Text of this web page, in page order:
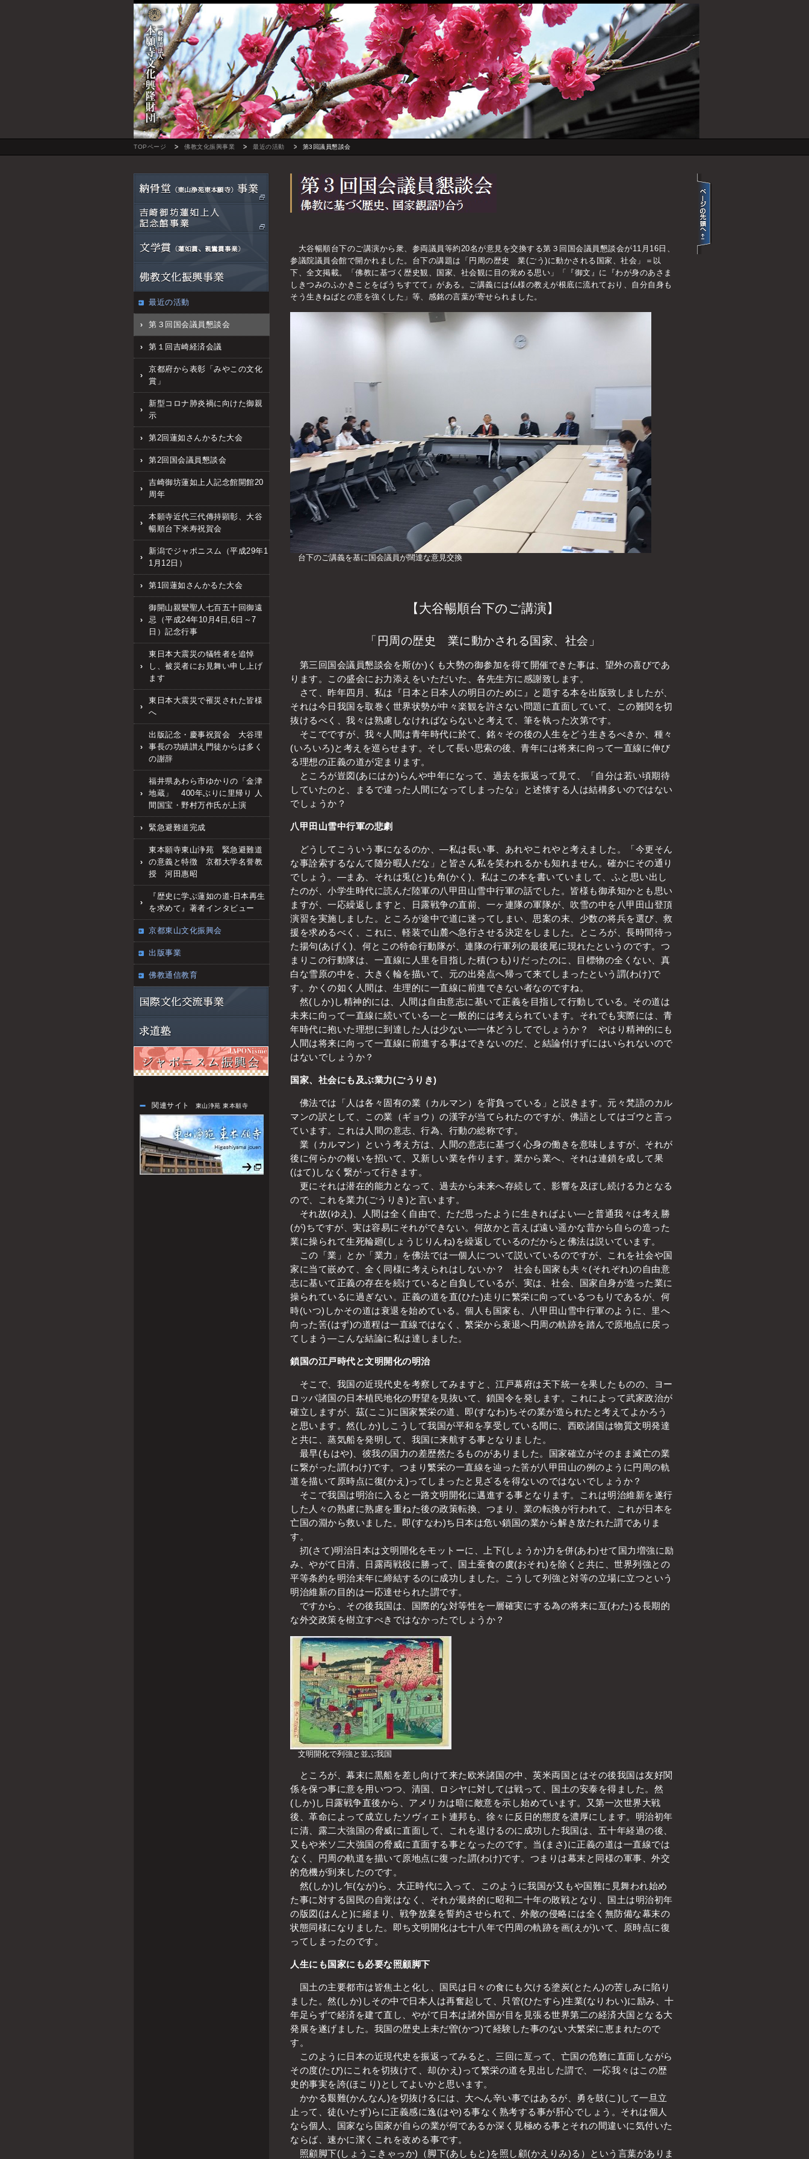
TOPページ 佛教文化振興事業 最近の活動 第3回議員懇談会
最近の活動
第３回国会議員懇談会
第１回吉崎経済会議
京都府から表彰「みやこの文化
賞」
新型コロナ肺炎禍に向けた御親
示
第2回蓮如さんかるた大会
第2回国会議員懇談会
吉崎御坊蓮如上人記念館開館20
周年
本願寺近代三代傳持顕彰、大谷
暢順台下米寿祝賀会
新潟でジャポニスム（平成29年1
1月12日）
第1回蓮如さんかるた大会
御開山親鸞聖人七百五十回御遠
忌（平成24年10月4日,6日～7
日）記念行事
東日本大震災の犠牲者を追悼
し、被災者にお見舞い申し上げ
ます
東日本大震災で罹災された皆様
へ
出版記念・慶事祝賀会 大谷理
事長の功績讃え門徒からは多く
の謝辞
福井県あわら市ゆかりの「金津
地蔵」 400年ぶりに里帰り 人
間国宝・野村万作氏が上演
緊急避難道完成
東本願寺東山浄苑 緊急避難道
の意義と特徴 京都大学名誉教
授 河田惠昭
『歴史に学ぶ蓮如の道‐日本再生
を求めて』著者インタビュー
京都東山文化振興会
出版事業
佛教通信教育
関連サイト 東山浄苑 東本願寺
大谷暢順台下のご講演から衆、参両議員等約20名が意見を交換する第３回国会議員懇談会が11月16日、
参議院議員会館で開かれました。台下の講題は「円周の歴史 業(ごう)に動かされる国家、社会」＝以
下、全文掲載。「佛教に基づく歴史観、国家、社会観に目の覚める思い」「『御文』に『わが身のあさま
しきつみのふかきことをばうちすてて』がある。ご講義には仏様の教えが根底に流れており、自分自身も
そう生きねばとの意を強くした」等、感銘の言葉が寄せられました。
台下のご講義を基に国会議員が闊達な意見交換
【大谷暢順台下のご講演】
「円周の歴史 業に動かされる国家、社会」
第三回国会議員懇談会を斯(か)くも大勢の御参加を得て開催できた事は、望外の喜びであ
ります。この盛会にお力添えをいただいた、各先生方に感謝致します。
さて、昨年四月、私は『日本と日本人の明日のために』と題する本を出版致しましたが、
それは今日我国を取巻く世界状勢が中々楽観を許さない問題に直面していて、この難関を切
抜けるべく、我々は熟慮しなければならないと考えて、筆を執った次第です。
そこでですが、我々人間は青年時代に於て、銘々その後の人生をどう生きるべきか、種々
(いろいろ)と考えを巡らせます。そして長い思索の後、青年には将来に向って一直線に伸び
る理想の正義の道が定まります。
ところが豈図(あにはか)らんや中年になって、過去を振返って見て、「自分は若い頃期待
していたのと、まるで違った人間になってしまったな」と述懐する人は結構多いのではない
でしょうか？
八甲田山雪中行軍の悲劇
どうしてこういう事になるのか、―私は長い事、あれやこれやと考えました。「今更そん
な事詮索するなんて随分暇人だな」と皆さん私を笑われるかも知れません。確かにその通り
でしょう。―まあ、それは兎(と)も角(かく)、私はこの本を書いていまして、ふと思い出し
たのが、小学生時代に読んだ陸軍の八甲田山雪中行軍の話でした。皆様も御承知かとも思い
ますが、一応繰返しますと、日露戦争の直前、一ヶ連隊の軍隊が、吹雪の中を八甲田山登頂
演習を実施しました。ところが途中で道に迷ってしまい、思案の末、少数の将兵を選び、救
援を求めるべく、これに、軽装で山麓へ急行させる決定をしました。ところが、長時間待っ
た揚句(あげく)、何とこの特命行動隊が、連隊の行軍列の最後尾に現れたというのです。つ
まりこの行動隊は、一直線に人里を目指した積(つも)りだったのに、目標物の全くない、真
白な雪原の中を、大きく輪を描いて、元の出発点へ帰って来てしまったという謂(わけ)で
す。かくの如く人間は、生理的に一直線に前進できない者なのですね。
然(しか)し精神的には、人間は自由意志に基いて正義を目指して行動している。その道は
未来に向って一直線に続いている―と一般的には考えられています。それでも実際には、青
年時代に抱いた理想に到達した人は少ない―一体どうしてでしょうか？ やはり精神的にも
人間は将来に向って一直線に前進する事はできないのだ、と結論付けずにはいられないので
はないでしょうか？
国家、社会にも及ぶ業力(ごうりき)
佛法では「人は各々固有の業（カルマン）を背負っている」と説きます。元々梵語のカル
マンの訳として、この業（ギョウ）の漢字が当てられたのですが、佛語としてはゴウと言っ
ています。これは人間の意志、行為、行動の総称です。
業（カルマン）という考え方は、人間の意志に基づく心身の働きを意味しますが、それが
後に何らかの報いを招いて、又新しい業を作ります。業から業へ、それは連鎖を成して果
(はて)しなく繋がって行きます。
更にそれは潜在的能力となって、過去から未来へ存続して、影響を及ぼし続ける力となる
ので、これを業力(ごうりき)と言います。
それ故(ゆえ)、人間は全く自由で、ただ思ったように生きればよい―と普通我々は考え勝
(が)ちですが、実は容易にそれができない。何故かと言えば遠い遥かな昔から自らの造った
業に操られて生死輪廻(しょうじりんね)を繰返しているのだからと佛法は説いています。
この「業」とか「業力」を佛法では一個人について説いているのですが、これを社会や国
家に当て嵌めて、全く同様に考えられはしないか？ 社会も国家も夫々(それぞれ)の自由意
志に基いて正義の存在を続けていると自負しているが、実は、社会、国家自身が造った業に
操られているに過ぎない。正義の道を直(ひた)走りに繁栄に向っているつもりであるが、何
時(いつ)しかその道は衰退を始めている。個人も国家も、八甲田山雪中行軍のように、里へ
向った筈(はず)の道程は一直線ではなく、繁栄から衰退へ円周の軌跡を踏んで原地点に戻っ
てしまう―こんな結論に私は達しました。
鎖国の江戸時代と文明開化の明治
そこで、我国の近現代史を考察してみますと、江戸幕府は天下統一を果したものの、ヨー
ロッパ諸国の日本植民地化の野望を見抜いて、鎖国令を発します。これによって武家政治が
確立しますが、茲(ここ)に国家繁栄の道、即(すなわ)ちその業が造られたと考えてよかろう
と思います。然(しか)しこうして我国が平和を享受している間に、西欧諸国は物質文明発達
と共に、蒸気船を発明して、我国に来航する事となりました。
最早(もはや)、彼我の国力の差歴然たるものがありました。国家確立がそのまま滅亡の業
に繋がった謂(わけ)です。つまり繁栄の一直線を辿った筈が八甲田山の例のように円周の軌
道を描いて原時点に復(かえ)ってしまったと見ざるを得ないのではないでしょうか？
そこで我国は明治に入ると一路文明開化に邁進する事となります。これは明治維新を遂行
した人々の熟慮に熟慮を重ねた後の政策転換、つまり、業の転換が行われて、これが日本を
亡国の淵から救いました。即(すなわ)ち日本は危い鎖国の業から解き放たれた謂でありま
す。
扨(さて)明治日本は文明開化をモットーに、上下(しょうか)力を併(あわ)せて国力増強に励
み、やがて日清、日露両戦役に勝って、国土蚕食の虞(おそれ)を除くと共に、世界列強との
平等条約を明治末年に締結するのに成功しました。こうして列強と対等の立場に立つという
明治維新の目的は一応達せられた謂です。
ですから、その後我国は、国際的な対等性を一層確実にする為の将来に亙(わた)る長期的
な外交政策を樹立すべきではなかったでしょうか？
文明開化で列強と並ぶ我国
ところが、幕末に黒船を差し向けて来た欧米諸国の中、英米両国とはその後我国は友好関
係を保つ事に意を用いつつ、清国、ロシヤに対しては戦って、国土の安泰を得ました。然
(しか)し日露戦争直後から、アメリカは暗に敵意を示し始めています。又第一次世界大戦
後、革命によって成立したソヴィエト連邦も、徐々に反日的態度を濃厚にします。明治初年
に清、露二大強国の脅威に直面して、これを退けるのに成功した我国は、五十年経過の後、
又もや米ソ二大強国の脅威に直面する事となったのです。当(まさ)に正義の道は一直線では
なく、円周の軌道を描いて原地点に復った謂(わけ)です。つまりは幕末と同様の軍事、外交
的危機が到来したのです。
然(しか)し乍(なが)ら、大正時代に入って、このように我国が又もや国難に見舞われ始め
た事に対する国民の自覚はなく、それが最終的に昭和二十年の敗戦となり、国土は明治初年
の版図(はんと)に縮まり、戦争放棄を誓約させられて、外敵の侵略には全く無防備な幕末の
状態同様になりました。即ち文明開化は七十八年で円周の軌跡を画(えが)いて、原時点に復
ってしまったのです。
人生にも国家にも必要な照顧脚下
国土の主要都市は皆焦土と化し、国民は日々の食にも欠ける塗炭(とたん)の苦しみに陷り
ました。然(しか)しその中で日本人は再奮起して、只管(ひたすら)生業(なりわい)に励み、十
年足らずで経済を建て直し、やがて日本は諸外国が目を見張る世界第二の経済大国となる大
発展を遂げました。我国の歴史上未だ曽(かつ)て経験した事のない大繁栄に恵まれたので
す。
このように日本の近現代史を振返ってみると、三回に亙って、亡国の危難に直面しながら
その度(たび)にこれを切抜けて、却(かえ)って繁栄の道を見出した謂で、一応我々はこの歴
史的事実を誇(ほこり)としてよいかと思います。
かかる艱難(かんなん)を切抜けるには、大へん辛い事ではあるが、勇を鼓(こ)して一旦立
止って、徒(いたず)らに正義感に逸(はや)る事なく熟考する事が肝心でしょう。それは個人
なら個人、国家なら国家が自らの業が何であるか深く見極める事とそれの間違いに気付いた
ならば、速かに潔くこれを改める事です。
照顧脚下(しょうこきゃっか)（脚下(あしもと)を照し顧(かえりみ)る）という言葉がありま